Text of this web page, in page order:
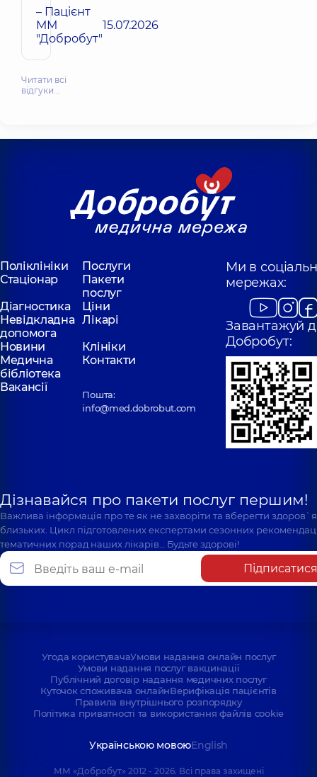
– Пацієнт
ММ
"Добробут"
15.07.2026
Читати всі
відгуки…
Поліклініки
Послуги
Стаціонар
Пакети
послуг
Діагностика
Ціни
Невідкладна
допомога
Лікарі
Новини
Клініки
Медична
бібліотека
Контакти
Вакансії
Пошта:
info@med.dobrobut.com
Ми в
мережах:
Завантажуй
Добробут:
Дізнавайся про пакети послуг першим!
Важлива інформація про те як не захворіти та вберегти
близьких. Цикл підготовлених експертами сезонних
тематичних порад наших лікарів… Будьте здорові!
Підписатися
Угода користувачаУмови надання онлайн послуг
Умови надання послуг вакцинації
Публічний договір надання медичних послуг
Куточок споживача онлайнВерифікація пацієнтів
Правила внутрішнього розпорядку
Політика приватності та використання файлів cookie
Українською мовоюEnglish
ММ «Добробут» 2012 - 2026. Всі права захищені